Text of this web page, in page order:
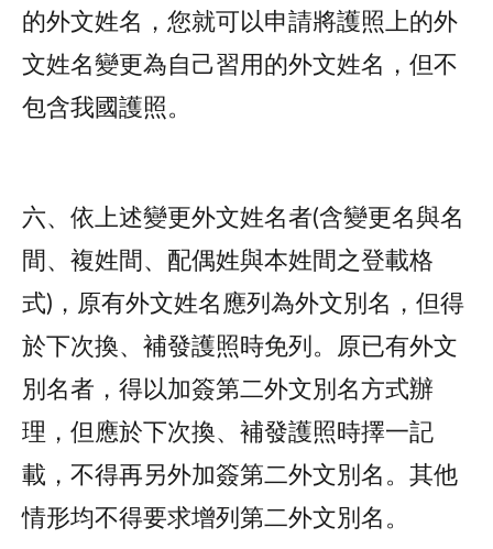
的外文姓名，您就可以申請將護照上的外
文姓名變更為自己習用的外文姓名，但不
包含我國護照。
六、依上述變更外文姓名者(含變更名與名
間、複姓間、配偶姓與本姓間之登載格
式)，原有外文姓名應列為外文別名，但得
於下次換、補發護照時免列。原已有外文
別名者，得以加簽第二外文別名方式辦
理，但應於下次換、補發護照時擇一記
載，不得再另外加簽第二外文別名。其他
情形均不得要求增列第二外文別名。